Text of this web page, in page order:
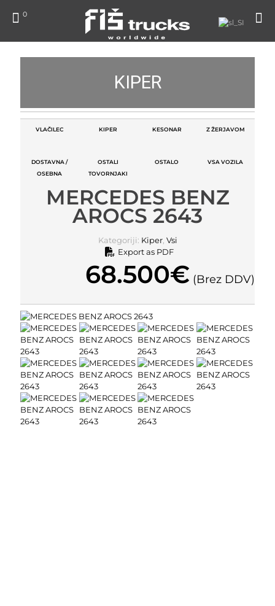
0
KIPER
VLAČILEC KIPER KESONAR Z ŽERJAVOM
DOSTAVNA /
OSEBNA
OSTALI
TOVORNJAKI
OSTALO VSA VOZILA
MERCEDES BENZ
AROCS 2643
Kategoriji: Kiper, Vsi
Export as PDF
68.500€ (Brez DDV)